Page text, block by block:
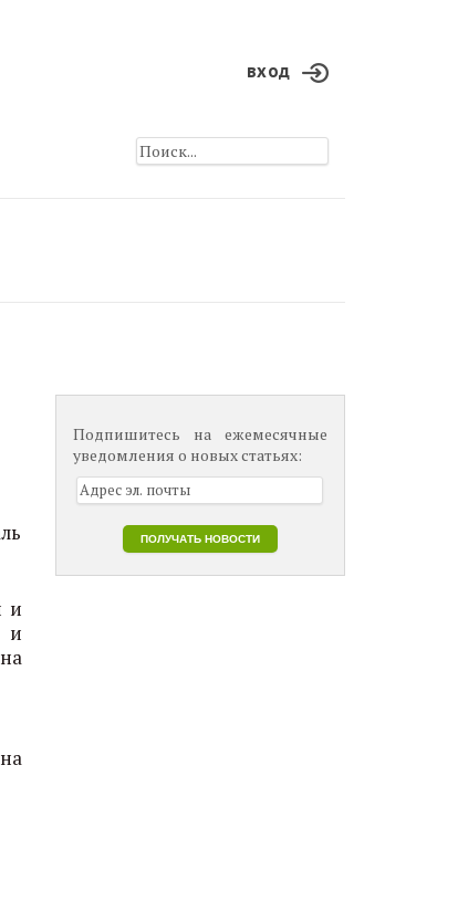
вход
и
и
Подпишитесь на ежемесячные
уведомления о новых статьях: